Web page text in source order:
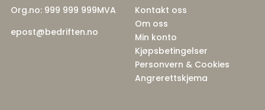
Org.no: 999 999 999MVA
epost@bedriften.no
Kontakt oss
Om oss
Min konto
Kjøpsbetingelser
Personvern & Cookies
Angrerettskjema